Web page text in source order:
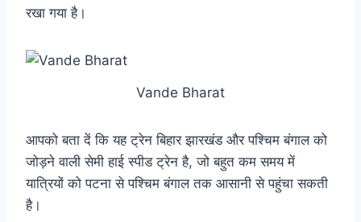
रखा गया है।
Vande Bharat
आपको बता दें कि यह ट्रेन बिहार झारखंड और पश्चिम बंगाल को
जोड़ने वाली सेमी हाई स्पीड ट्रेन है, जो बहुत कम समय में
यात्रियों को पटना से पश्चिम बंगाल तक आसानी से पहुंचा सकती
है।